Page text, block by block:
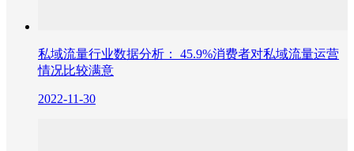
私域流量行业数据分析： 45.9%消费者对私域流量运营
情况比较满意
2022-11-30